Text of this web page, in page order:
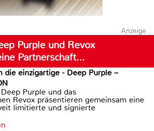
Anzeige
Purple und Revox
Partnerschaft…
die einzigartige - Deep Purple –
Purple und das
Revox präsentieren gemeinsam eine
limitierte und signierte